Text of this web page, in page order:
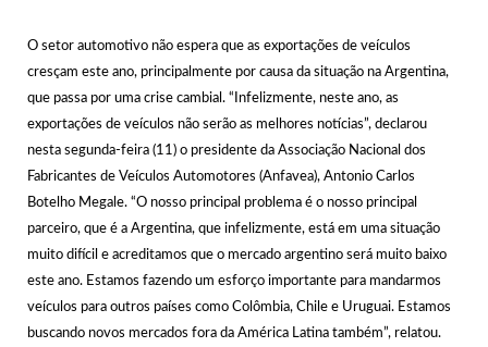
O setor automotivo não espera que as exportações de veículos
cresçam este ano, principalmente por causa da situação na Argentina,
que passa por uma crise cambial. “Infelizmente, neste ano, as
exportações de veículos não serão as melhores notícias”, declarou
nesta segunda-feira (11) o presidente da Associação Nacional dos
Fabricantes de Veículos Automotores (Anfavea), Antonio Carlos
Botelho Megale. “O nosso principal problema é o nosso principal
parceiro, que é a Argentina, que infelizmente, está em uma situação
muito difícil e acreditamos que o mercado argentino será muito baixo
este ano. Estamos fazendo um esforço importante para mandarmos
veículos para outros países como Colômbia, Chile e Uruguai. Estamos
buscando novos mercados fora da América Latina também”, relatou.